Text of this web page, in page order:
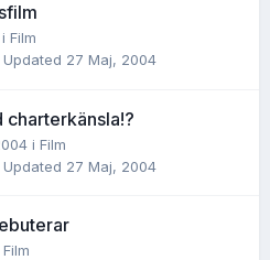
i Film
Updated 27 Maj, 2004
charterkänsla!?
i Film
Updated 27 Maj, 2004
Film